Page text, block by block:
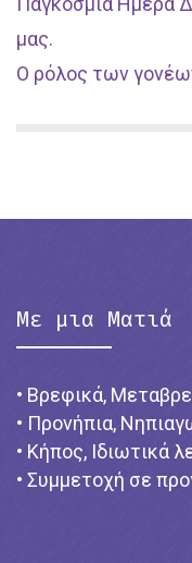
μας.
Ο ρόλος των
Με μια Ματιά
• Βρεφικά,
• Προνήπια,
• Κήπος, Ιδιωτικά
• Συμμετοχή σε